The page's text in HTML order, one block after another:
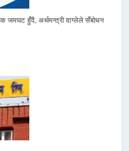
जमघट हुँदै, अर्थमन्त्री वाग्लेले सँबोधन